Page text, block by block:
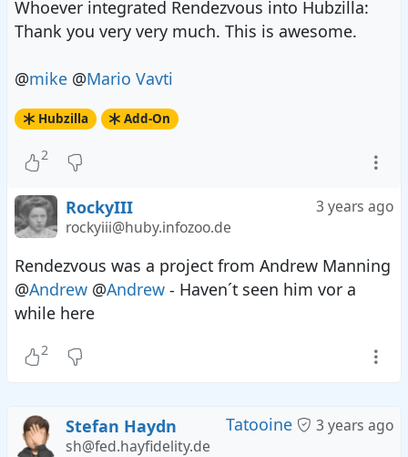
Whoever integrated Rendezvous into Hubzilla:
Thank you very very much. This is awesome.
@mike @Mario Vavti
Hubzilla Add-On
2
3 years ago
RockyIII
rockyiii@huby.infozoo.de
Rendezvous was a project from Andrew Manning
@Andrew @Andrew - Haven´t seen him vor a
while here
2
Tatooine 3 years ago
Stefan Haydn
sh@fed.hayfidelity.de